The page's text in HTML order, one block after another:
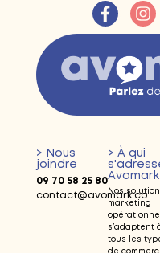
> Nous
joindre
09 70 58 25 80
contact@avomark.co
> À qui
Avomark
Nos
marketing
opérationnel
s’adaptent
tous les